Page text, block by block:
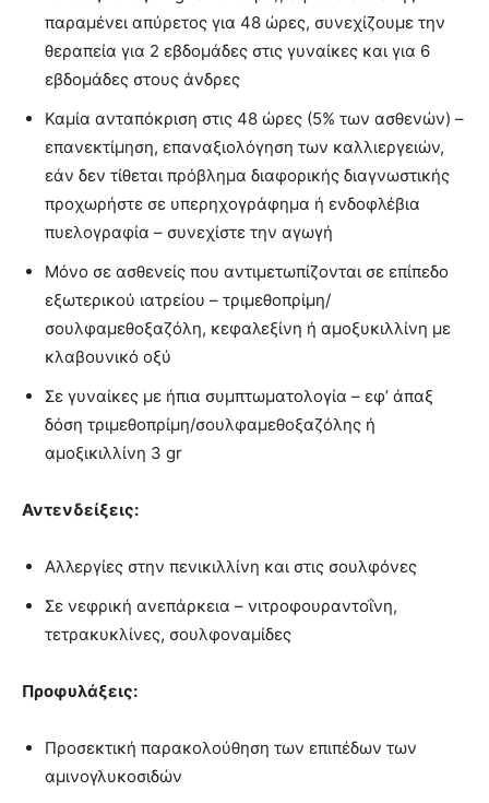
παραμένει απύρετος για 48 ώρες, συνεχίζουμε την
θεραπεία για 2 εβδομάδες στις γυναίκες και για 6
εβδομάδες στους άνδρες
Καμία ανταπόκριση στις 48 ώρες (5% των ασθενών) –
επανεκτίμηση, επαναξιολόγηση των καλλιεργειών,
εάν δεν τίθεται πρόβλημα διαφορικής διαγνωστικής
προχωρήστε σε υπερηχογράφημα ή ενδοφλέβια
πυελογραφία – συνεχίστε την αγωγή
Μόνο σε ασθενείς που αντιμετωπίζονται σε επίπεδο
εξωτερικού ιατρείου – τριμεθοπρίμη/
σουλφαμεθοξαζόλη, κεφαλεξίνη ή αμοξυκιλλίνη με
κλαβουνικό οξύ
Σε γυναίκες με ήπια συμπτωματολογία – εφ’ άπαξ
δόση τριμεθοπρίμη/σουλφαμεθοξαζόλης ή
αμοξικιλλίνη 3 gr
Αντενδείξεις:
Αλλεργίες στην πενικιλλίνη και στις σουλφόνες
Σε νεφρική ανεπάρκεια – νιτροφουραντοΐνη,
τετρακυκλίνες, σουλφοναμίδες
Προφυλάξεις:
Προσεκτική παρακολούθηση των επιπέδων των
αμινογλυκοσιδών